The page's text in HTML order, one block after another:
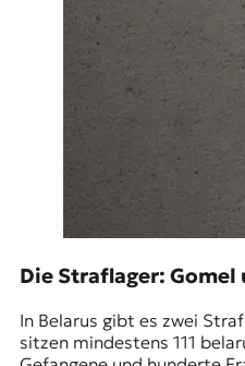
Die Straflager: Gomel
In Belarus gibt es zwei
sitzen mindestens 111